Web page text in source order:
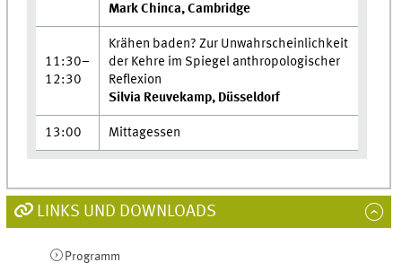
Mark Chinca, Cambridge
11:30–
12:30
Krähen baden? Zur Unwahrscheinlichkeit
der Kehre im Spiegel anthropologischer
Reflexion
Silvia Reuvekamp, Düsseldorf
13:00 Mittagessen
LINKS UND DOWNLOADS
Programm